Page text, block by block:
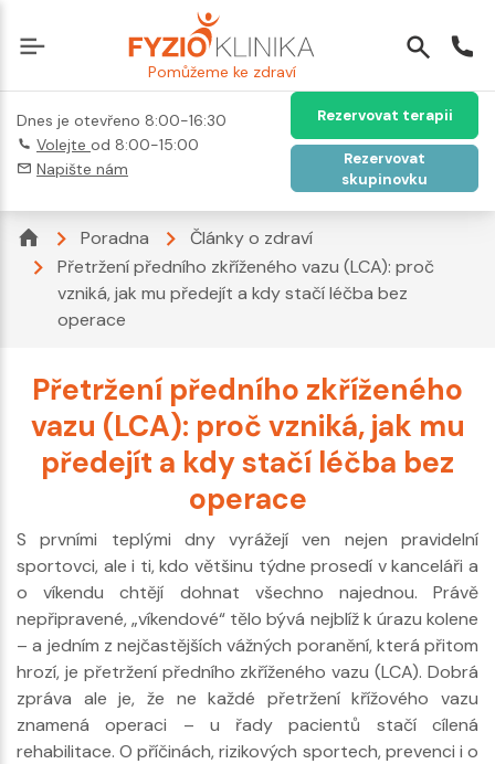
Pomůžeme ke zdraví
Dnes je otevřeno 8:00-16:30
Volejte od 8:00-15:00
Napište nám
Rezervovat terapii
Rezervovat
skupinovku
Poradna
Články o zdraví
Přetržení předního zkříženého vazu (LCA): proč
vzniká, jak mu předejít a kdy stačí léčba bez
operace
Přetržení předního zkříženého
vazu (LCA): proč vzniká, jak mu
předejít a kdy stačí léčba bez
operace
S prvními teplými dny vyrážejí ven nejen pravidelní
sportovci, ale i ti, kdo většinu týdne prosedí v kanceláři a
o víkendu chtějí dohnat všechno najednou. Právě
nepřipravené, „víkendové“ tělo bývá nejblíž k úrazu kolene
– a jedním z nejčastějších vážných poranění, která přitom
hrozí, je přetržení předního zkříženého vazu (LCA). Dobrá
zpráva ale je, že ne každé přetržení křížového vazu
znamená operaci – u řady pacientů stačí cílená
rehabilitace. O příčinách, rizikových sportech, prevenci i o